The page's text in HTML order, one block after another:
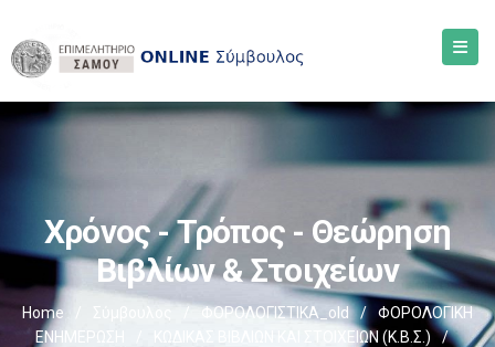
Χρόνος - Τρόπος - Θεώρηση
Βιβλίων & Στοιχείων
Home Σύμβουλος / ΦΟΡΟΛΟΓΙΣΤΙΚΑ_old /
ΦΟΡΟΛΟΓΙΚΗ
ΕΝΗΜΕΡΩΣΗ
ΚΩΔΙΚΑΣ ΒΙΒΛΙΩΝ ΚΑΙ ΣΤΟΙΧΕΙΩΝ (Κ.Β.Σ.)
/